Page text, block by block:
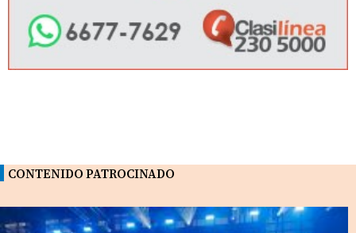
CONTENIDO PATROCINADO